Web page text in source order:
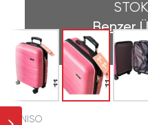
Benzer
MINISO